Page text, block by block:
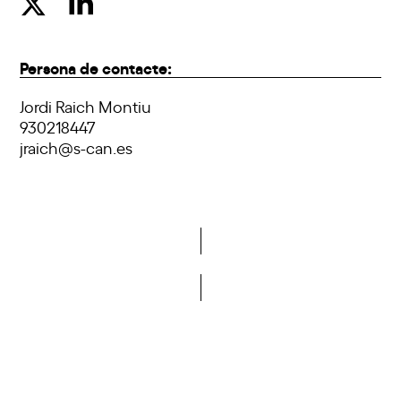
Persona de contacte:
Jordi Raich Montiu
930218447
jraich@s-can.es